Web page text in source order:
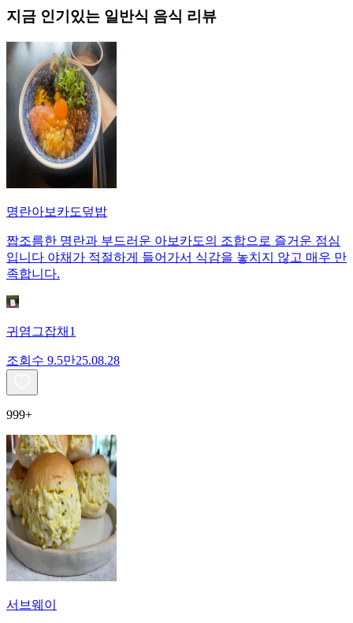
지금 인기있는 일반식 음식 리뷰
명란아보카도덮밥
짭조름한 명란과 부드러운 아보카도의 조합으로 즐거운 점심
입니다 야채가 적절하게 들어가서 식감을 놓치지 않고 매우 만
족합니다.
귀염그잡채1
조회수 9.5만25.08.28
999+
서브웨이